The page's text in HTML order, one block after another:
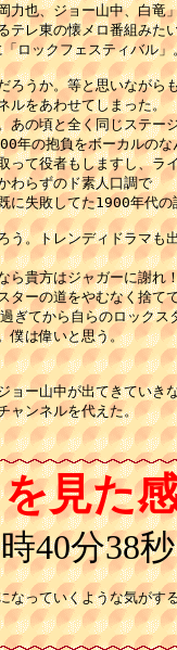
力也、ジョー山中、白竜
テレ東の懐メロ番組みた
ロックフェスティバル」
ろうか。等と思いながら
ルをあわせてしまった。
あの頃と全く同じステー
年の抱負をボーカルのな
って役者もしますし、ラ
わらずのド素人口調で
に失敗してた1900年代の
う。トレンディドラマも
ら貴方はジャガーに謝れ
ターの道をやむなく捨て
ぎてから自らのロックス
僕は偉いと思う。
ョー山中が出てきていき
ャンネルを代えた。
見た
40分38秒
なっていくような気がす